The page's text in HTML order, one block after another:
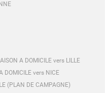
A DOMICILE vers LILLE
DOMICILE vers NICE
(PLAN DE CAMPAGNE)